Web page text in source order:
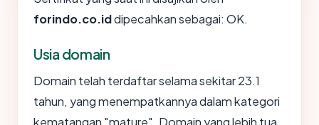
forindo.co.iddipecahkan sebagai: OK.
Usia domain
Domain telah terdaftar selama sekitar 23.1
tahun, yang menempatkannya dalam kategori